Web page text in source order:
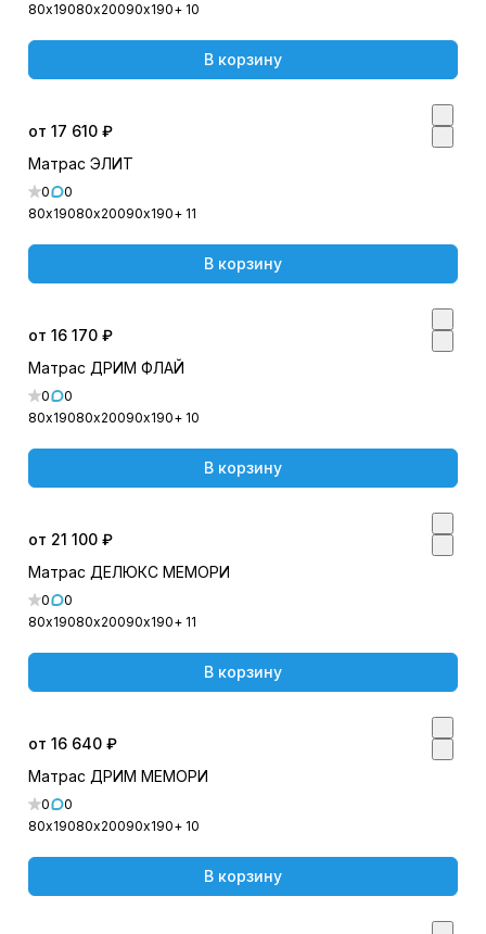
80х19080х20090х190+ 10
В корзину
от 17 610 ₽
Матрас ЭЛИТ
0
0
80х19080х20090х190+ 11
В корзину
от 16 170 ₽
Матрас ДРИМ ФЛАЙ
0
0
80х19080х20090х190+ 10
В корзину
от 21 100 ₽
Матрас ДЕЛЮКС МЕМОРИ
0
0
80х19080х20090х190+ 11
В корзину
от 16 640 ₽
Матрас ДРИМ МЕМОРИ
0
0
80х19080х20090х190+ 10
В корзину